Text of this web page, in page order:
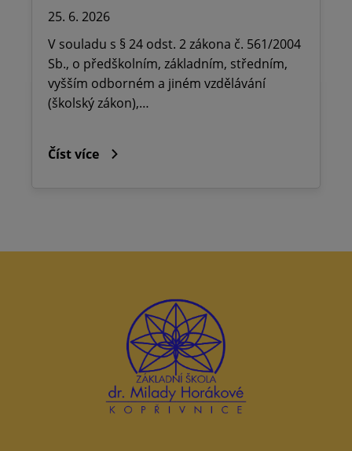
25. 6. 2026
V souladu s § 24 odst. 2 zákona č. 561/2004
Sb., o předškolním, základním, středním,
vyšším odborném a jiném vzdělávání
(školský zákon),…
Číst více